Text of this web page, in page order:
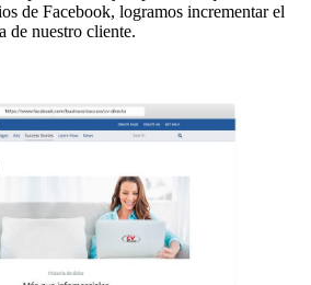
de Facebook, logramos incrementar el
de nuestro cliente.